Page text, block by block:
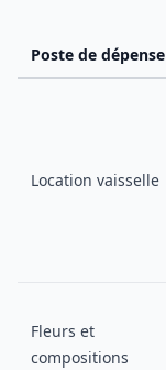
Poste de dépense
Location vaisselle
Fleurs et
compositions